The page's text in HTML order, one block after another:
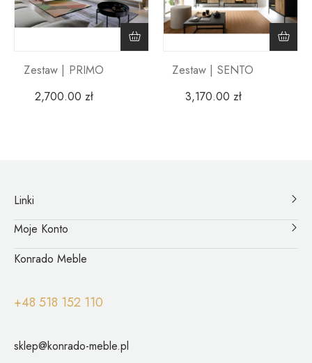
Zestaw | PRIMO
2,700.00 zł
Zestaw | SENTO
3,170.00 zł
Linki
Moje Konto
Konrado Meble
+48 518 152 110
sklep@konrado-meble.pl